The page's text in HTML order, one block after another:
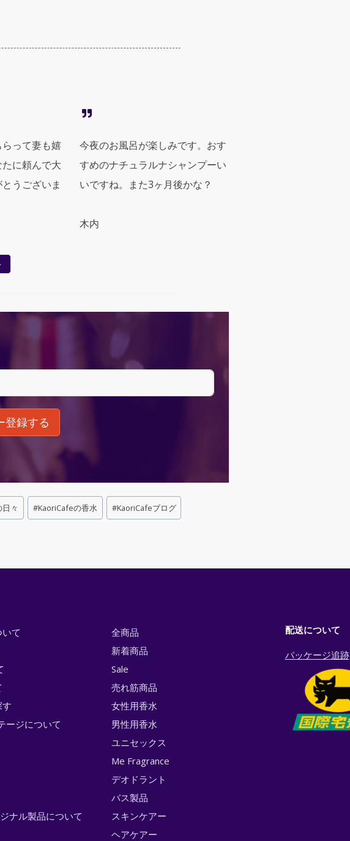
って妻も嬉
に頼んで大
うございま
今夜のお風呂が楽しみです。おす
すめのナチュラルナシャンプーい
いですね。また3ヶ月後かな？
木内
登録する
々 #KaoriCafeの香水 #KaoriCafeブログ
て
ージについて
ナル製品について
全商品
新着商品
Sale
売れ筋商品
女性用香水
男性用香水
ユニセックス
Me Fragrance
デオドラント
バス製品
スキンケアー
ヘアケアー
配送について
パッケージ追跡